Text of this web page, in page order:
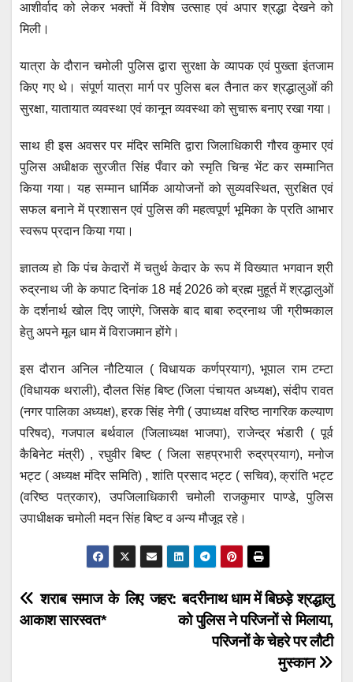
आशीर्वाद को लेकर भक्तों में विशेष उत्साह एवं अपार श्रद्धा देखने को
मिली।
यात्रा के दौरान चमोली पुलिस द्वारा सुरक्षा के व्यापक एवं पुख्ता इंतजाम
किए गए थे। संपूर्ण यात्रा मार्ग पर पुलिस बल तैनात कर श्रद्धालुओं की
सुरक्षा, यातायात व्यवस्था एवं कानून व्यवस्था को सुचारू बनाए रखा गया।
साथ ही इस अवसर पर मंदिर समिति द्वारा जिलाधिकारी गौरव कुमार एवं
पुलिस अधीक्षक सुरजीत सिंह पँवार को स्मृति चिन्ह भेंट कर सम्मानित
किया गया। यह सम्मान धार्मिक आयोजनों को सुव्यवस्थित, सुरक्षित एवं
सफल बनाने में प्रशासन एवं पुलिस की महत्वपूर्ण भूमिका के प्रति आभार
स्वरूप प्रदान किया गया।
ज्ञातव्य हो कि पंच केदारों में चतुर्थ केदार के रूप में विख्यात भगवान श्री
रुद्रनाथ जी के कपाट दिनांक 18 मई 2026 को ब्रह्म मुहूर्त में श्रद्धालुओं
के दर्शनार्थ खोल दिए जाएंगे, जिसके बाद बाबा रुद्रनाथ जी ग्रीष्मकाल
हेतु अपने मूल धाम में विराजमान होंगे।
इस दौरान अनिल नौटियाल ( विधायक कर्णप्रयाग), भूपाल राम टम्टा
(विधायक थराली), दौलत सिंह बिष्ट (जिला पंचायत अध्यक्ष), संदीप रावत
(नगर पालिका अध्यक्ष), हरक सिंह नेगी ( उपाध्यक्ष वरिष्ठ नागरिक कल्याण
परिषद), गजपाल बर्थवाल (जिलाध्यक्ष भाजपा), राजेन्द्र भंडारी ( पूर्व
कैबिनेट मंत्री) , रघुवीर बिष्ट ( जिला सहप्रभारी रुद्रप्रयाग), मनोज
भट्ट ( अध्यक्ष मंदिर समिति) , शांति प्रसाद भट्ट ( सचिव), क्रांति भट्ट
(वरिष्ठ पत्रकार), उपजिलाधिकारी चमोली राजकुमार पाण्डे, पुलिस
उपाधीक्षक चमोली मदन सिंह बिष्ट व अन्य मौजूद रहे।
Post
बदरीनाथ धाम में बिछड़े श्रद्धालु
को पुलिस ने परिजनों से मिलाया,
परिजनों के चेहरे पर लौटी
मुस्कान
शराब समाज के लिए जहर:
आकाश सारस्वत*